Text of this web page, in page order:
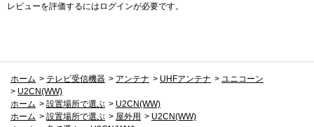
レビューを評価するには ログインが必要です。
ホーム > テレビ受信機器 > アンテナ > UHFアンテナ > ユニコーン
> U2CN(WW)
ホーム > 設置場所で選ぶ > U2CN(WW)
ホーム > 設置場所で選ぶ > 屋外用 > U2CN(WW)